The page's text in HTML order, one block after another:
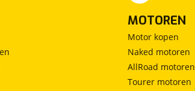
MOTOREN
Motor kopen
Naked motoren
AllRoad motoren
Tourer motoren